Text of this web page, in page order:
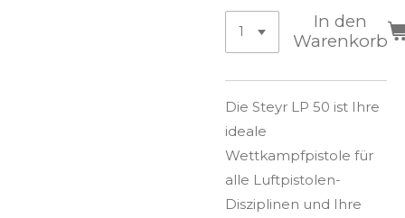
In den
Warenkorb
Die Steyr LP 50 ist Ihre
ideale
Wettkampfpistole für
alle Luftpistolen-
Disziplinen und Ihre